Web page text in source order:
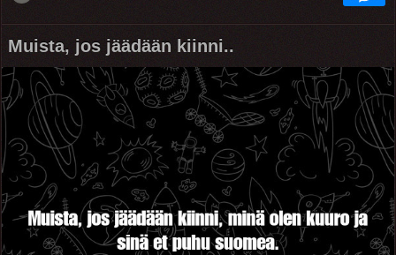
Muista, jos jäädään kiinni..